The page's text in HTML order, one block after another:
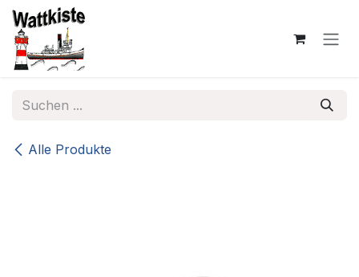
Zum Inhalt springen
Alle Produkte